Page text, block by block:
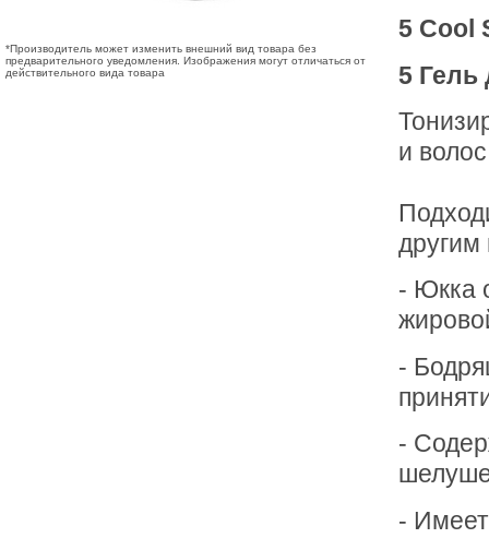
*Производитель может изменить внешний вид товара без
предварительного уведомления. Изображения могут отличаться от
действительного вида товара
5 Cool
5
и
другим
- Юкка
-
-
-